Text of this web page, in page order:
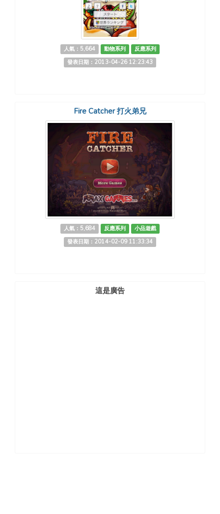
人氣：5,664 動物系列
反應系列
發表日期：2013-04-26 12:23:43
Fire Catcher 打火弟兄
人氣：5,684 反應系列
小品遊戲
發表日期：2014-02-09 11:33:34
這是廣告